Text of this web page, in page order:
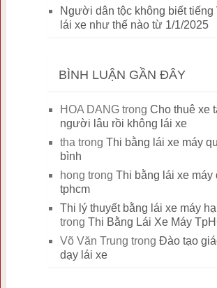
Người dân tộc không biết tiếng
lái xe như thế nào từ 1/1/2025
BÌNH LUẬN GẦN ĐÂY
HOA DANGtrong Cho thuê xe
người lâu rồi không lái xe
tha trong Thi bằng lái xe máy
bình
hong trong Thi bằng lái xe máy
tphcm
Thi lý thuyết bằng lái xe máy
trong Thi Bằng Lái Xe Máy
Võ Văn Trung trong Đào tạo
dạy lái xe